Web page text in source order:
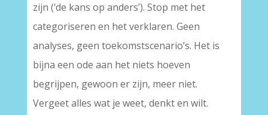
zijn (‘de kans op anders’). Stop met het
categoriseren en het verklaren. Geen
analyses, geen toekomstscenario’s. Het is
bijna een ode aan het niets hoeven
begrijpen, gewoon er zijn, meer niet.
Vergeet alles wat je weet, denkt en wilt.